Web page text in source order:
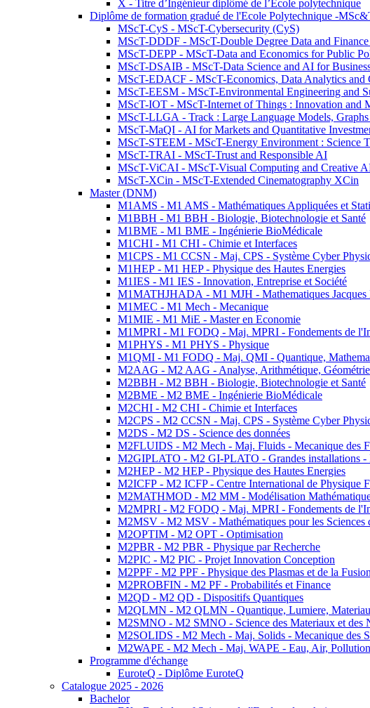
X - Titre d’Ingénieur diplômé de l’École polytechnique
Diplôme de formation gradué de l'Ecole Polytechnique -
MScT-CyS - MScT-Cybersecurity (CyS)
MScT-DDDF - MScT-Double Degree Data and
MScT-DEPP - MScT-Data and Economics for Public
MScT-DSAIB - MScT-Data Science and AI for
MScT-EDACF - MScT-Economics, Data Analytics and
MScT-EESM - MScT-Environmental Engineering and
MScT-IOT - MScT-Internet of Things : Innovation and
MScT-LLGA - Track : Large Language Models,
MScT-MaQI - AI for Markets and Quantitative
MScT-STEEM - MScT-Energy Environment : Science
MScT-TRAI - MScT-Trust and Responsible AI
MScT-ViCAI - MScT-Visual Computing and Creative
MScT-XCin - MScT-Extended Cinematography XCin
Master (DNM)
M1AMS - M1 AMS - Mathématiques Appliquées et
M1BBH - M1 BBH - Biologie, Biotechnologie et Santé
M1BME - M1 BME - Ingénierie BioMédicale
M1CHI - M1 CHI - Chimie et Interfaces
M1CPS - M1 CCSN - Maj. CPS - Système Cyber
M1HEP - M1 HEP - Physique des Hautes Energies
M1IES - M1 IES - Innovation, Entreprise et Société
M1MATHJHADA - M1 MJH - Mathematiques Jacques
M1MEC - M1 Mech - Mecanique
M1MIE - M1 MiE - Master en Economie
M1MPRI - M1 FODQ - Maj. MPRI - Fondements de
M1PHYS - M1 PHYS - Physique
M1QMI - M1 FODQ - Maj. QMI - Quantique,
M2AAG - M2 AAG - Analyse, Arithmétique, Géométrie
M2BBH - M2 BBH - Biologie, Biotechnologie et Santé
M2BME - M2 BME - Ingénierie BioMédicale
M2CHI - M2 CHI - Chimie et Interfaces
M2CPS - M2 CCSN - Maj. CPS - Système Cyber
M2DS - M2 DS - Science des données
M2FLUIDS - M2 Mech - Maj. Fluids - Mecanique des
M2GIPLATO - M2 GI-PLATO - Grandes installations -
M2HEP - M2 HEP - Physique des Hautes Energies
M2ICFP - M2 ICFP - Centre International de Physique
M2MATHMOD - M2 MM - Modélisation
M2MPRI - M2 FODQ - Maj. MPRI - Fondements de
M2MSV - M2 MSV - Mathématiques pour les Sciences
M2OPTIM - M2 OPT - Optimisation
M2PBR - M2 PBR - Physique par Recherche
M2PIC - M2 PIC - Projet Innovation Conception
M2PPF - M2 PPF - Physique des Plasmas et de la Fusion
M2PROBFIN - M2 PF - Probabilités et Finance
M2QD - M2 QD - Dispositifs Quantiques
M2QLMN - M2 QLMN - Quantique, Lumiere,
M2SMNO - M2 SMNO - Science des Materiaux et des
M2SOLIDS - M2 Mech - Maj. Solids - Mecanique des
M2WAPE - M2 Mech - Maj. WAPE - Eau, Air,
Programme d'échange
EuroteQ - Diplôme EuroteQ
Catalogue 2025 - 2026
Bachelor